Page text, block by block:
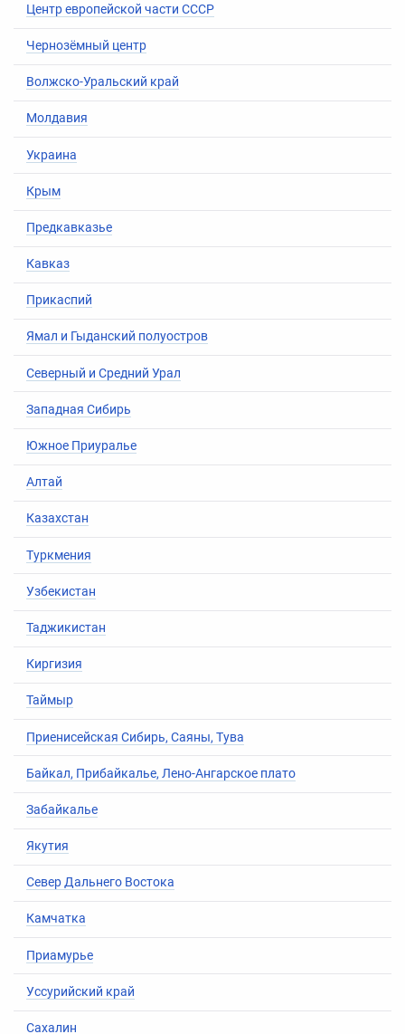
Центр европейской части СССР
Чернозёмный центр
Волжско-Уральский край
Молдавия
Украина
Крым
Предкавказье
Кавказ
Прикаспий
Ямал и Гыданский полуостров
Северный и Средний Урал
Западная Сибирь
Южное Приуралье
Алтай
Казахстан
Туркмения
Узбекистан
Таджикистан
Киргизия
Таймыр
Приенисейская Сибирь, Саяны, Тува
Байкал, Прибайкалье, Лено-Ангарское плато
Забайкалье
Якутия
Север Дальнего Востока
Камчатка
Приамурье
Уссурийский край
Сахалин